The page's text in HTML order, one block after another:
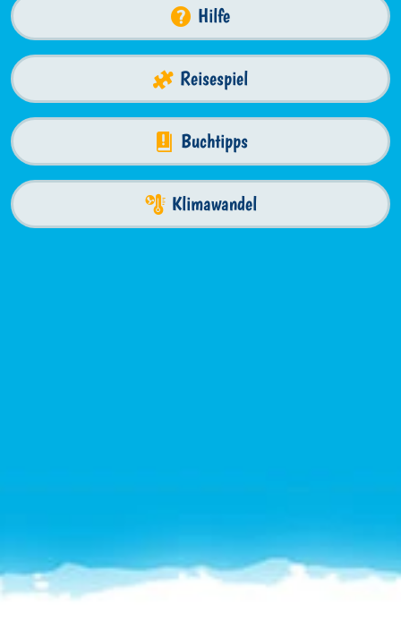
Hilfe
Reisespiel
Buchtipps
Klimawandel